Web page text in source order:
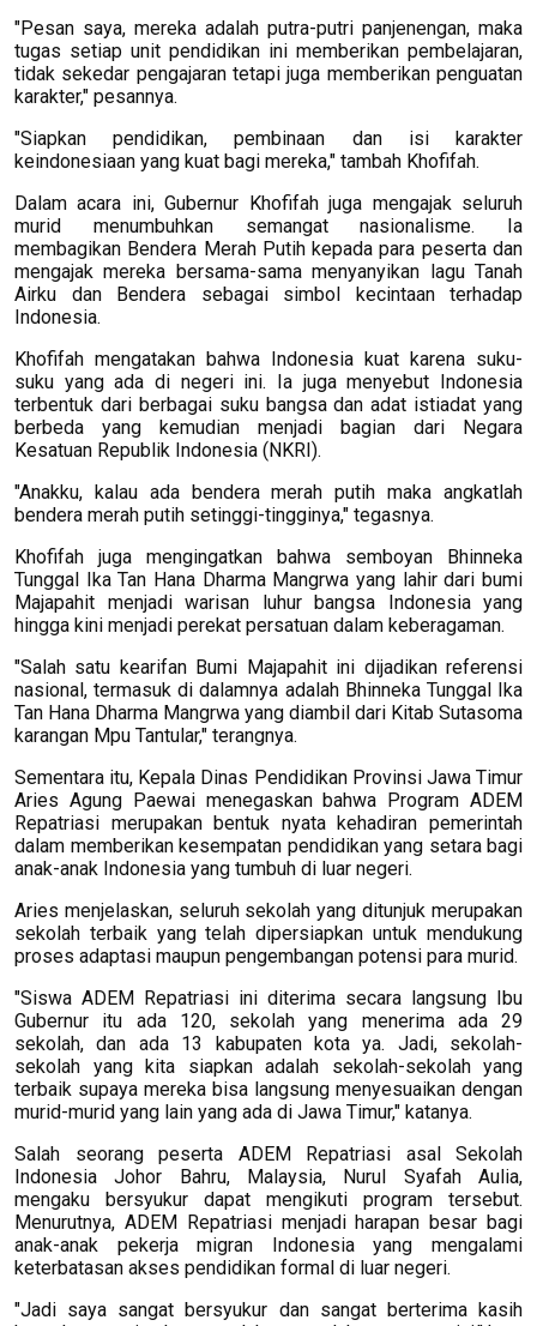
"Pesan saya, mereka adalah putra-putri panjenengan, maka
tugas setiap unit pendidikan ini memberikan pembelajaran,
tidak sekedar pengajaran tetapi juga memberikan penguatan
karakter," pesannya.
"Siapkan pendidikan, pembinaan dan isi karakter
keindonesiaan yang kuat bagi mereka," tambah Khofifah.
Dalam acara ini, Gubernur Khofifah juga mengajak seluruh
murid menumbuhkan semangat nasionalisme. Ia
membagikan Bendera Merah Putih kepada para peserta dan
mengajak mereka bersama-sama menyanyikan lagu Tanah
Airku dan Bendera sebagai simbol kecintaan terhadap
Indonesia.
Khofifah mengatakan bahwa Indonesia kuat karena suku-
suku yang ada di negeri ini. Ia juga menyebut Indonesia
terbentuk dari berbagai suku bangsa dan adat istiadat yang
berbeda yang kemudian menjadi bagian dari Negara
Kesatuan Republik Indonesia (NKRI).
"Anakku, kalau ada bendera merah putih maka angkatlah
bendera merah putih setinggi-tingginya," tegasnya.
Khofifah juga mengingatkan bahwa semboyan Bhinneka
Tunggal Ika Tan Hana Dharma Mangrwa yang lahir dari bumi
Majapahit menjadi warisan luhur bangsa Indonesia yang
hingga kini menjadi perekat persatuan dalam keberagaman.
"Salah satu kearifan Bumi Majapahit ini dijadikan referensi
nasional, termasuk di dalamnya adalah Bhinneka Tunggal Ika
Tan Hana Dharma Mangrwa yang diambil dari Kitab Sutasoma
karangan Mpu Tantular," terangnya.
Sementara itu, Kepala Dinas Pendidikan Provinsi Jawa Timur
Aries Agung Paewai menegaskan bahwa Program ADEM
Repatriasi merupakan bentuk nyata kehadiran pemerintah
dalam memberikan kesempatan pendidikan yang setara bagi
anak-anak Indonesia yang tumbuh di luar negeri.
Aries menjelaskan, seluruh sekolah yang ditunjuk merupakan
sekolah terbaik yang telah dipersiapkan untuk mendukung
proses adaptasi maupun pengembangan potensi para murid.
"Siswa ADEM Repatriasi ini diterima secara langsung Ibu
Gubernur itu ada 120, sekolah yang menerima ada 29
sekolah, dan ada 13 kabupaten kota ya. Jadi, sekolah-
sekolah yang kita siapkan adalah sekolah-sekolah yang
terbaik supaya mereka bisa langsung menyesuaikan dengan
murid-murid yang lain yang ada di Jawa Timur," katanya.
Salah seorang peserta ADEM Repatriasi asal Sekolah
Indonesia Johor Bahru, Malaysia, Nurul Syafah Aulia,
mengaku bersyukur dapat mengikuti program tersebut.
Menurutnya, ADEM Repatriasi menjadi harapan besar bagi
anak-anak pekerja migran Indonesia yang mengalami
keterbatasan akses pendidikan formal di luar negeri.
"Jadi saya sangat bersyukur dan sangat berterima kasih